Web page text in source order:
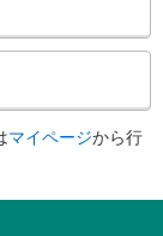
マイページから行